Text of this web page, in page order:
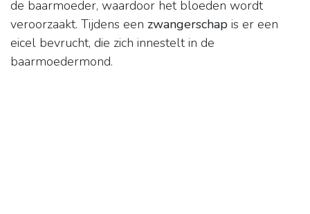
de baarmoeder, waardoor het bloeden wordt
veroorzaakt. Tijdens een zwangerschap is er een
eicel bevrucht, die zich innestelt in de
baarmoedermond.